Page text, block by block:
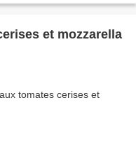
et mozzarella